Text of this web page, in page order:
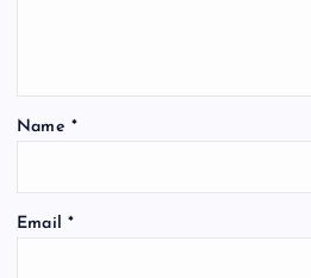
i
o
Name *
Email *